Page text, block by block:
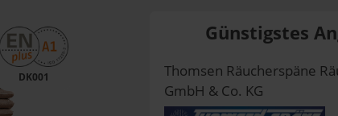
DK001
Günstigstes
Thomsen Räucherspäne
GmbH & Co. KG